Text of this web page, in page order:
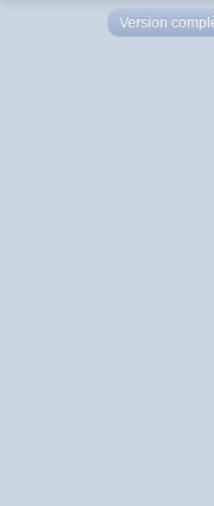
Version